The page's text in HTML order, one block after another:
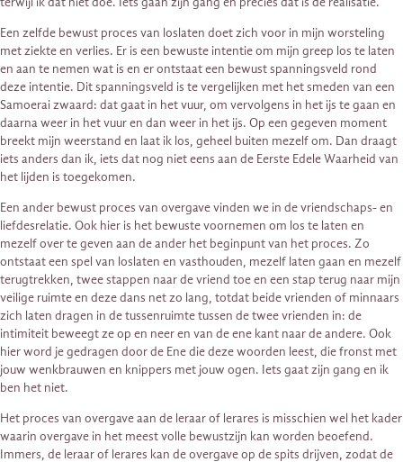
Een zelfde bewust proces van loslaten doet zich voor in mijn worsteling
met ziekte en verlies. Er is een bewuste intentie om mijn greep los te laten
en aan te nemen wat is en er ontstaat een bewust spanningsveld rond
deze intentie. Dit spanningsveld is te vergelijken met het smeden van een
Samoerai zwaard: dat gaat in het vuur, om vervolgens in het ijs te gaan en
daarna weer in het vuur en dan weer in het ijs. Op een gegeven moment
breekt mijn weerstand en laat ik los, geheel buiten mezelf om. Dan draagt
iets anders dan ik, iets dat nog niet eens aan de Eerste Edele Waarheid van
het lijden is toegekomen.
Een ander bewust proces van overgave vinden we in de vriendschaps- en
liefdesrelatie. Ook hier is het bewuste voornemen om los te laten en
mezelf over te geven aan de ander het beginpunt van het proces. Zo
ontstaat een spel van loslaten en vasthouden, mezelf laten gaan en mezelf
terugtrekken, twee stappen naar de vriend toe en een stap terug naar mijn
veilige ruimte en deze dans net zo lang, totdat beide vrienden of minnaars
zich laten dragen in de tussenruimte tussen de twee vrienden in: de
intimiteit beweegt ze op en neer en van de ene kant naar de andere. Ook
hier word je gedragen door de Ene die deze woorden leest, die fronst met
jouw wenkbrauwen en knippers met jouw ogen. Iets gaat zijn gang en ik
ben het niet.
Het proces van overgave aan de leraar of lerares is misschien wel het kader
waarin overgave in het meest volle bewustzijn kan worden beoefend.
Immers, de leraar of lerares kan de overgave op de spits drijven, zodat de